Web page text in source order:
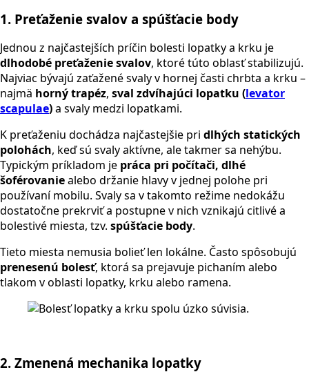
1. Preťaženie svalov a spúšťacie body
Jednou z najčastejších príčin bolesti lopatky a krku je
dlhodobé preťaženie svalov, ktoré túto oblasť stabilizujú.
Najviac bývajú zaťažené svaly v hornej časti chrbta a krku –
najmä horný trapéz, sval zdvíhajúci lopatku (levator
scapulae)a svaly medzi lopatkami.
K preťaženiu dochádza najčastejšie pri dlhých statických
polohách, keď sú svaly aktívne, ale takmer sa nehýbu.
Typickým príkladom je práca pri počítači, dlhé
šoférovaniealebo držanie hlavy v jednej polohe pri
používaní mobilu. Svaly sa v takomto režime nedokážu
dostatočne prekrviť a postupne v nich vznikajú citlivé a
bolestivé miesta, tzv. spúšťacie body.
Tieto miesta nemusia bolieť len lokálne. Často spôsobujú
prenesenú bolesť, ktorá sa prejavuje pichaním alebo
tlakom v oblasti lopatky, krku alebo ramena.
2. Zmenená mechanika lopatky